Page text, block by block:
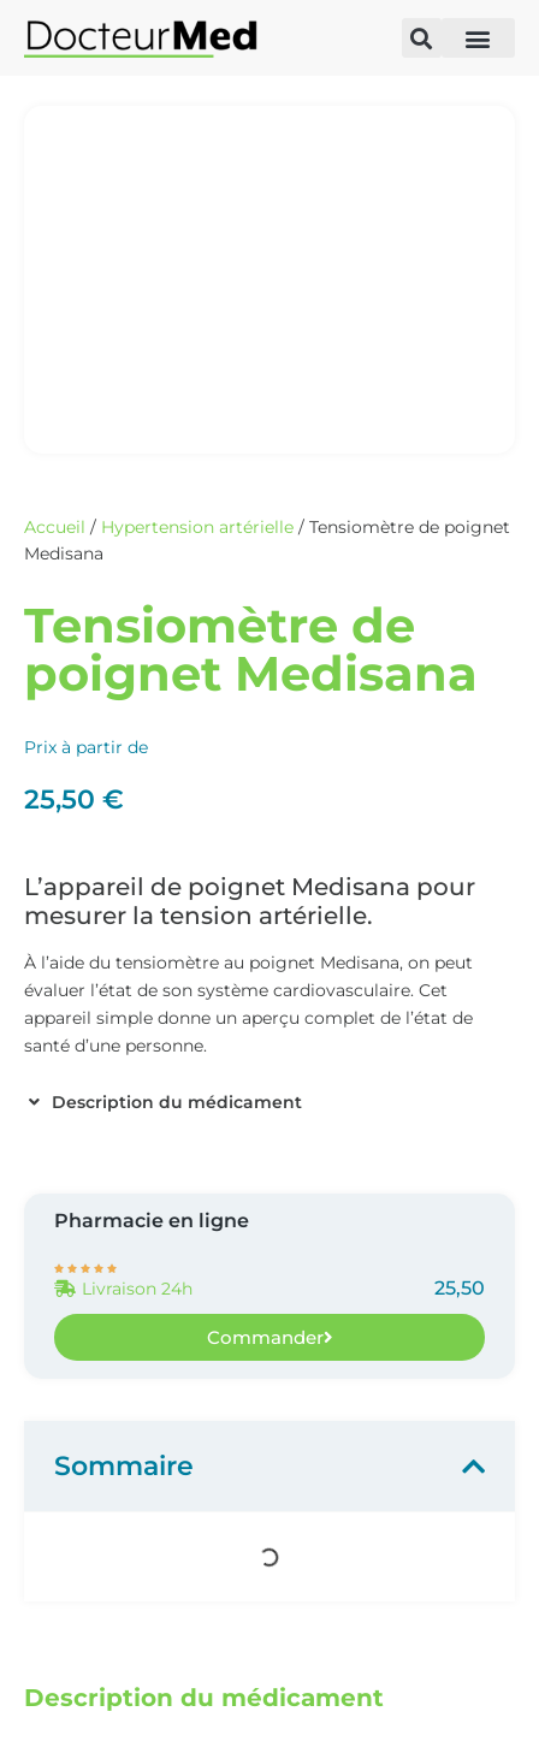
Accueil / Hypertension artérielle / Tensiomètre de poignet
Medisana
Tensiomètre de
poignet Medisana
Prix à partir de
25,50 €
L’appareil de poignet Medisana pour
mesurer la tension artérielle.
À l’aide du tensiomètre au poignet Medisana, on peut
évaluer l’état de son système cardiovasculaire. Cet
appareil simple donne un aperçu complet de l’état de
santé d’une personne.
Description du médicament
Pharmacie en ligne
    
Livraison 24h 25,50
Commander
Description du médicament
Sommaire